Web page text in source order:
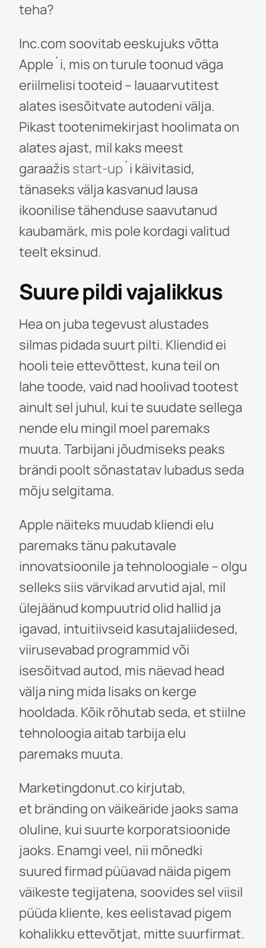
teha?
Inc.com soovitab eeskujuks võtta
Apple´i, mis on turule toonud väga
eriilmelisi tooteid – lauaarvutitest
alates isesõitvate autodeni välja.
Pikast tootenimekirjast hoolimata on
alates ajast, mil kaks meest
garaažis start-up´i käivitasid,
tänaseks välja kasvanud lausa
ikoonilise tähenduse saavutanud
kaubamärk, mis pole kordagi valitud
teelt eksinud.
Suure pildi vajalikkus
Hea on juba tegevust alustades
silmas pidada suurt pilti. Kliendid ei
hooli teie ettevõttest, kuna teil on
lahe toode, vaid nad hoolivad tootest
ainult sel juhul, kui te suudate sellega
nende elu mingil moel paremaks
muuta. Tarbijani jõudmiseks peaks
brändi poolt sõnastatav lubadus seda
mõju selgitama.
Apple näiteks muudab kliendi elu
paremaks tänu pakutavale
innovatsioonile ja tehnoloogiale – olgu
selleks siis värvikad arvutid ajal, mil
ülejäänud kompuutrid olid hallid ja
igavad, intuitiivseid kasutajaliidesed,
viirusevabad programmid või
isesõitvad autod, mis näevad head
välja ning mida lisaks on kerge
hooldada. Kõik rõhutab seda, et stiilne
tehnoloogia aitab tarbija elu
paremaks muuta.
Marketingdonut.co kirjutab,
et bränding on väikeäride jaoks sama
oluline, kui suurte korporatsioonide
jaoks. Enamgi veel, nii mõnedki
suured firmad püüavad näida pigem
väikeste tegijatena, soovides sel viisil
püüda kliente, kes eelistavad pigem
kohalikku ettevõtjat, mitte suurfirmat.